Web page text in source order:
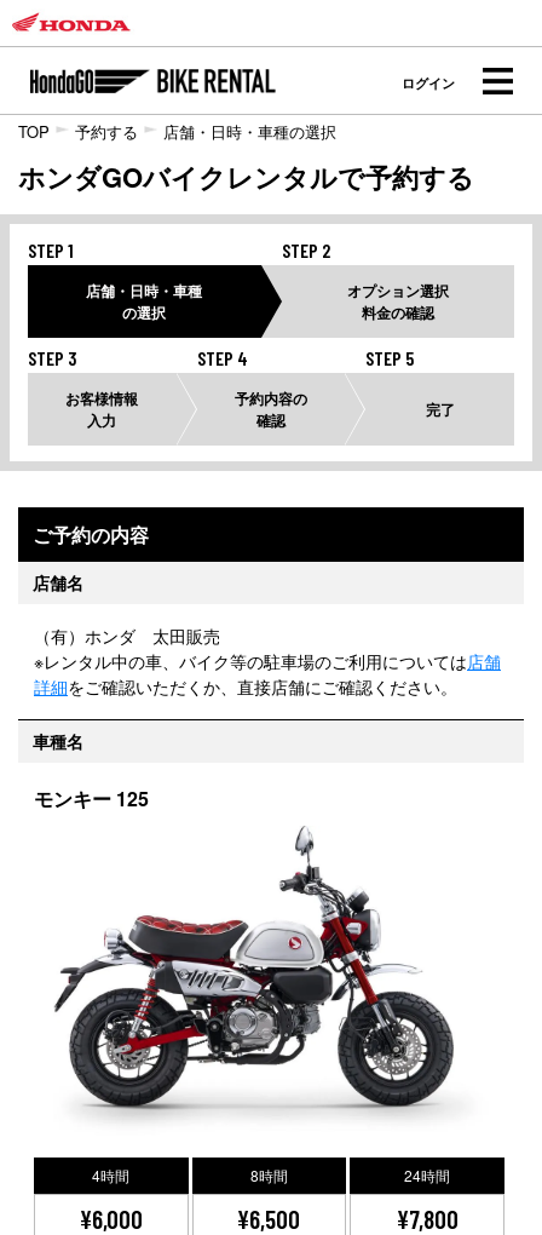
ログイン
TOP 予約する 店舗・日時・車種の選択
ホンダGOバイクレンタルで予約する
STEP 1
店舗・日時・車種
の選択
STEP 2
オプション選択
料金の確認
STEP 3
お客様情報
入力
STEP 4
予約内容の
確認
STEP 5
完了
ご予約の内容
店舗名
（有）ホンダ 太田販売
※レンタル中の車、バイク等の駐車場のご利用については店舗
詳細をご確認いただくか、直接店舗にご確認ください。
車種名
モンキー 125
4時間
¥6,000
8時間
¥6,500
24時間
¥7,800